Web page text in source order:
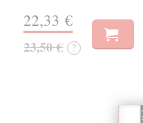
22,33 €
23,50 € ?